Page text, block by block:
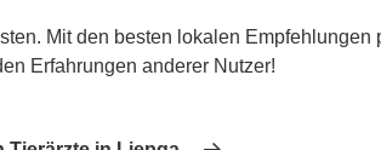
Mit den besten lokalen
Erfahrungen anderer Nutzer!